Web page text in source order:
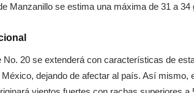
Manzanillo se estima una máxima de 31 a
No. 20 se extenderá con características de
dejando de afectar al país. Así mismo,